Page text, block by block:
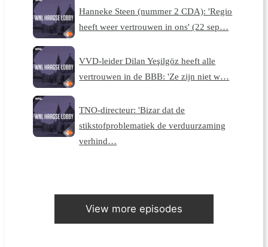
Hanneke Steen (nummer 2 CDA): 'Regio
heeft weer vertrouwen in ons' (22 sep…
VVD-leider Dilan Yeşilgöz heeft alle
vertrouwen in de BBB: 'Ze zijn niet w…
TNO-directeur: 'Bizar dat de
stikstofproblematiek de verduurzaming
verhind…
View more episodes